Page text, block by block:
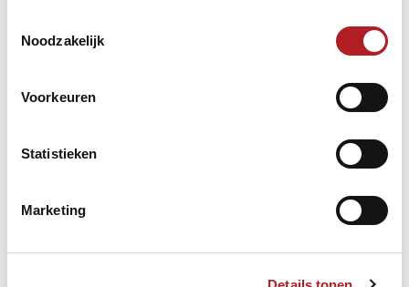
Noodzakelijk
Voorkeuren
Statistieken
Marketing